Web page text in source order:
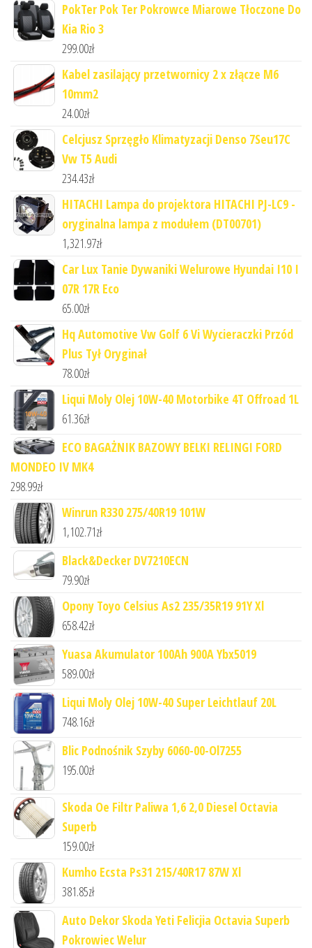
PokTer Pok Ter Pokrowce Miarowe Tłoczone Do
Kia Rio 3
299.00zł
Kabel zasilający przetwornicy 2 x złącze M6
10mm2
24.00zł
Celcjusz Sprzęgło Klimatyzacji Denso 7Seu17C
Vw T5 Audi
234.43zł
HITACHI Lampa do projektora HITACHI PJ-LC9 -
oryginalna lampa z modułem (DT00701)
1,321.97zł
Car Lux Tanie Dywaniki Welurowe Hyundai I10 I
07R 17R Eco
65.00zł
Hq Automotive Vw Golf 6 Vi Wycieraczki Przód
Plus Tył Oryginał
78.00zł
Liqui Moly Olej 10W-40 Motorbike 4T Offroad 1L
61.36zł
ECO BAGAŻNIK BAZOWY BELKI RELINGI FORD
MONDEO IV MK4
298.99zł
Winrun R330 275/40R19 101W
1,102.71zł
Black&Decker DV7210ECN
79.90zł
Opony Toyo Celsius As2 235/35R19 91Y Xl
658.42zł
Yuasa Akumulator 100Ah 900A Ybx5019
589.00zł
Liqui Moly Olej 10W-40 Super Leichtlauf 20L
748.16zł
Blic Podnośnik Szyby 6060-00-Ol7255
195.00zł
Skoda Oe Filtr Paliwa 1,6 2,0 Diesel Octavia
Superb
159.00zł
Kumho Ecsta Ps31 215/40R17 87W Xl
381.85zł
Auto Dekor Skoda Yeti Felicjia Octavia Superb
Pokrowiec Welur